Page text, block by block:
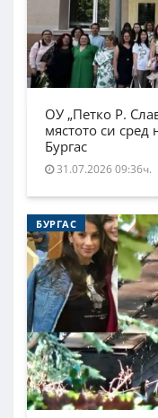
ОУ „Петко Р.
мястото си
Бургас
31.07.2026 09:36ч.
БУРГАС